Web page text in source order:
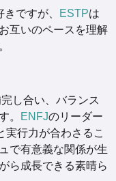
ですが、 ESTPは
互いのペースを理解
し合い、バランス
。
ENFJのリーダー
実行力が合わさるこ
で有意義な関係が生
ら成長できる素晴ら